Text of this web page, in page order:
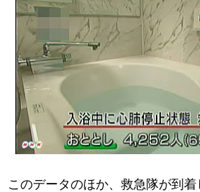
このデータのほか、救急隊が到